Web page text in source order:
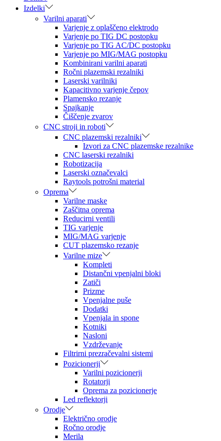
Izdelki
Varilni aparati
Varjenje z oplaščeno elektrodo
Varjenje po TIG DC postopku
Varjenje po TIG AC/DC postopku
Varjenje po MIG/MAG postopku
Kombinirani varilni aparati
Ročni plazemski rezalniki
Laserski varilniki
Kapacitivno varjenje čepov
Plamensko rezanje
Spajkanje
Čiščenje zvarov
CNC stroji in roboti
CNC plazemski rezalniki
Izvori za CNC plazemske rezalnike
CNC laserski rezalniki
Robotizacija
Laserski označevalci
Raytools potrošni material
Oprema
Varilne maske
Zaščitna oprema
Reducirni ventili
TIG varjenje
MIG/MAG varjenje
CUT plazemsko rezanje
Varilne mize
Kompleti
Distančni vpenjalni bloki
Zatiči
Prizme
Vpenjalne puše
Dodatki
Vpenjala in spone
Kotniki
Nasloni
Vzdrževanje
Filtrirni prezračevalni sistemi
Pozicionerji
Varilni pozicionerji
Rotatorji
Oprema za pozicionerje
Led reflektorji
Orodje
Električno orodje
Ročno orodje
Merila